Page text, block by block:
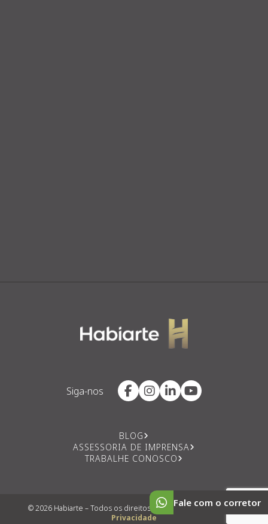
BLOG
ASSESSORIA DE IMPRENSA
TRABALHE CONOSCO
Siga-nos
© 2026 Habiarte – Todos os direitos reservados |Política de
Privacidade
Fale com o corretor